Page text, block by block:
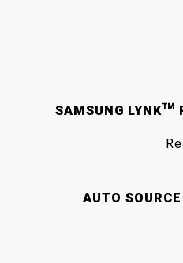
SAMSUNG LYNK™
AUTO